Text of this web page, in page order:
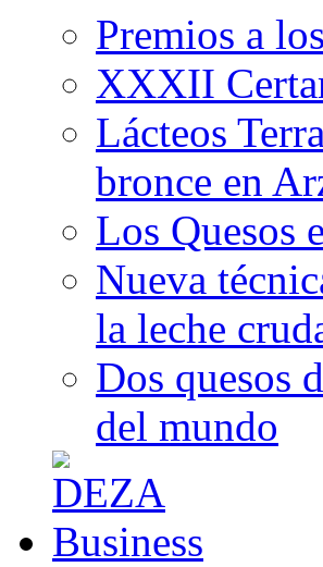
Premios a
XXXII
Lácteos
bronce en
Los Quesos
Nueva
la leche
Dos quesos
del mundo